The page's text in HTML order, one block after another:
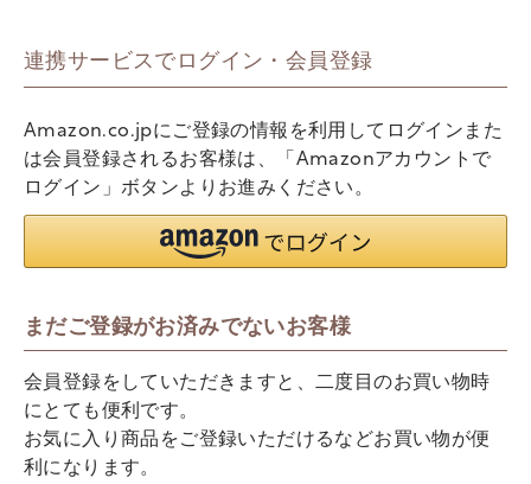
連携サービスでログイン・会員登録
Amazon.co.jpにご登録の情報を利用してログインまた
は会員登録されるお客様は、「Amazonアカウントで
ログイン」ボタンよりお進みください。
まだご登録がお済みでないお客様
会員登録をしていただきますと、二度目のお買い物時
にとても便利です。
お気に入り商品をご登録いただけるなどお買い物が便
利になります。